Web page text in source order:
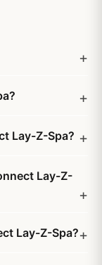
Lay-Z-Spa?
Lay-Z-
Lay-Z-Spa?